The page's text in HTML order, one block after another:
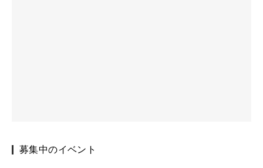
募集中のイベント